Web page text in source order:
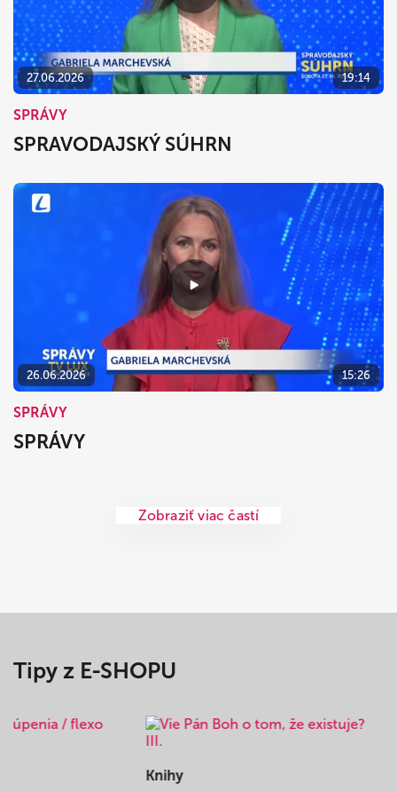
27.06.2026 19:14
SPRÁVY
SPRAVODAJSKÝ SÚHRN
26.06.2026 15:26
SPRÁVY
SPRÁVY
Zobraziť viac častí
Tipy z E-SHOPU
Knihy